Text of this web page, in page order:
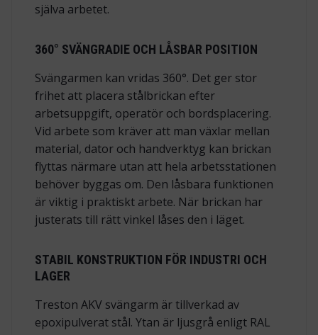
själva arbetet.
360° SVÄNGRADIE OCH LÅSBAR POSITION
Svängarmen kan vridas 360°. Det ger stor
frihet att placera stålbrickan efter
arbetsuppgift, operatör och bordsplacering.
Vid arbete som kräver att man växlar mellan
material, dator och handverktyg kan brickan
flyttas närmare utan att hela arbetsstationen
behöver byggas om. Den låsbara funktionen
är viktig i praktiskt arbete. När brickan har
justerats till rätt vinkel låses den i läget.
STABIL KONSTRUKTION FÖR INDUSTRI OCH
LAGER
Treston AKV svängarm är tillverkad av
epoxipulverat stål. Ytan är ljusgrå enligt RAL